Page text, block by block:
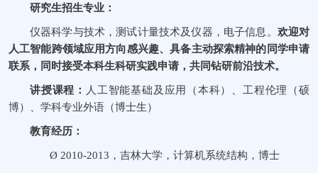
研究生招生专业：
仪器科学与技术，测试计量技术及仪器，电子信息。 欢迎对
人工智能跨领域应用方向感兴趣、具备主动探索精神的同学申请
联系 ， 同时接受本科生科研实践申请 ，共同钻研前沿技术。
讲授课程： 人工智能基础及应用 （本科）、 工程伦理
（硕
博）
、学科专业外语（博士生）
教育经历：
Ø 2010-2013 ，吉林大学，计算机系统结构，博士